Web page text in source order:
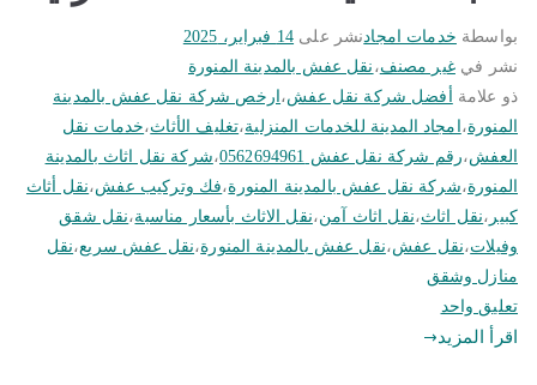
بواسطة خدمات امجادنشر على 14 فبراير، 2025
نشر فيغير مصنف، نقل عفش بالمدينة المنورة
ذو علامة
أفضل شركة نقل عفش، ارخص شركة نقل عفش بالمدينة
المنورة، امجاد المدينة للخدمات المنزلية،تغليف الأثاث،خدمات نقل
العفش،رقم شركة نقل عفش 0562694961 ،شركة نقل اثاث بالمدينة
المنورة،شركة نقل عفش بالمدينة المنورة،فك وتركيب عفش،نقل أثاث
كبير ،نقل اثاث،نقل اثاث آمن،نقل الاثاث بأسعار مناسبة،نقل شقق
وفيلات،نقل عفش،نقل عفش بالمدينة المنورة،نقل عفش سريع،نقل
منازل وشقق
تعليق واحد
ارخصاقرأ المزيد